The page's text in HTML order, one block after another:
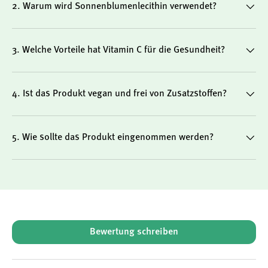
Liposomale Technologie
Liposomen sind mikroskopisch kleine Strukturen aus
Vitamin C dienen. Die Phospholipide stammen aus
Sonnenblumenlecithin und sind frei von Soja,
American Biologics geeignet?
Für Menschen, die ihre Ernährung gezielt mit Vitamin C
2. Warum wird Sonnenblumenlecithin verwendet?
3. Welche Vorteile hat Vitamin C für die Gesundheit?
4. Ist das Produkt vegan und frei von Zusatzstoffen?
5. Wie sollte das Produkt eingenommen werden?
Bewertung schreiben
New content loaded